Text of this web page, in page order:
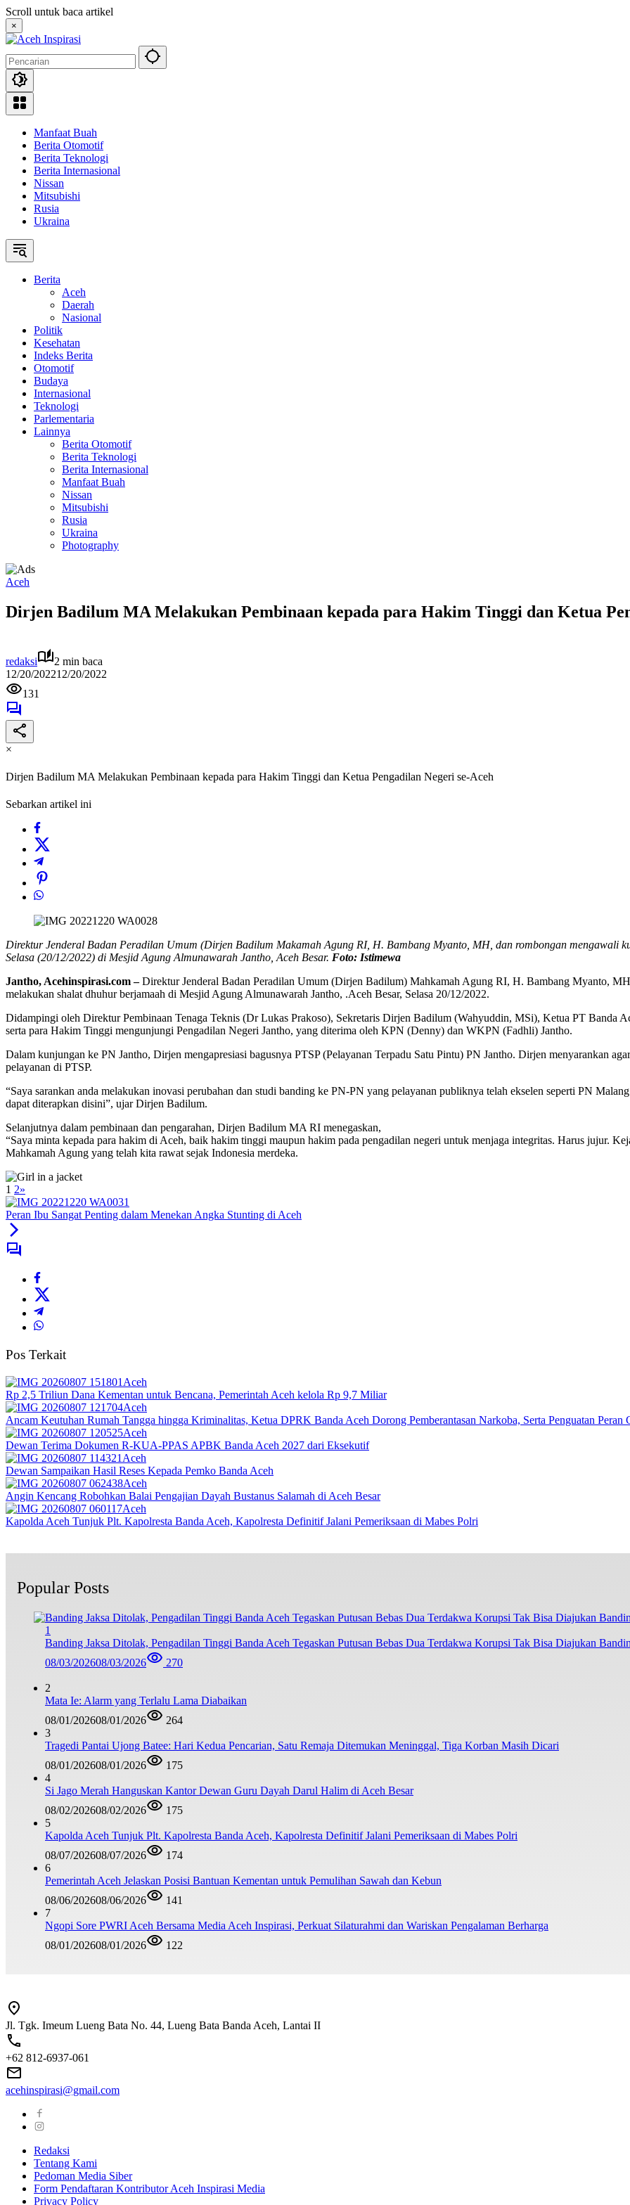
Langsung
ke
konten
Scroll untuk baca artikel
×
Manfaat Buah
Berita Otomotif
Berita Teknologi
Berita Internasional
Nissan
Mitsubishi
Rusia
Ukraina
Berita
Aceh
Daerah
Nasional
Politik
Kesehatan
Indeks Berita
Otomotif
Budaya
Internasional
Teknologi
Parlementaria
Lainnya
Berita Otomotif
Berita Teknologi
Berita Internasional
Manfaat Buah
Nissan
Mitsubishi
Rusia
Ukraina
Photography
Aceh
Dirjen Badilum MA Melakukan Pembinaan kepada para Hakim Tinggi dan Ketua
redaksi
2 min baca
12/20/202212/20/2022
131
×
Dirjen Badilum MA Melakukan Pembinaan kepada para Hakim Tinggi dan Ketua Pengadilan Negeri se-Aceh
Sebarkan artikel ini
Direktur Jenderal Badan Peradilan Umum (Dirjen Badilum Makamah Agung RI, H. Bambang Myanto, MH, dan rombongan mengawali
Selasa (20/12/2022) di Mesjid Agung Almunawarah Jantho, Aceh Besar. Foto: Istimewa
Jantho, Acehinspirasi.com –Direktur Jenderal Badan Peradilan Umum (Dirjen Badilum) Mahkamah Agung RI, H. Bambang Myanto,
melakukan shalat dhuhur berjamaah di Mesjid Agung Almunawarah Jantho, .Aceh Besar, Selasa 20/12/2022.
Didampingi oleh Direktur Pembinaan Tenaga Teknis (Dr Lukas Prakoso), Sekretaris Dirjen Badilum (Wahyuddin, MSi), Ketua PT Banda
serta para Hakim Tinggi mengunjungi Pengadilan Negeri Jantho, yang diterima oleh KPN (Denny) dan WKPN (Fadhli) Jantho.
Dalam kunjungan ke PN Jantho, Dirjen mengapresiasi bagusnya PTSP (Pelayanan Terpadu Satu Pintu) PN Jantho. Dirjen menyarankan
pelayanan di PTSP.
“Saya sarankan anda melakukan inovasi perubahan dan studi banding ke PN-PN yang pelayanan publiknya telah ekselen seperti PN
dapat diterapkan disini”, ujar Dirjen Badilum.
Selanjutnya dalam pembinaan dan pengarahan, Dirjen Badilum MA RI menegaskan,
“Saya minta kepada para hakim di Aceh, baik hakim tinggi maupun hakim pada pengadilan negeri untuk menjaga integritas. Harus jujur.
Mahkamah Agung yang telah kita rawat sejak Indonesia merdeka.
1 2»
Peran Ibu Sangat Penting dalam Menekan Angka Stunting di Aceh
Pos Terkait
Aceh
Rp 2,5 Triliun Dana Kementan untuk Bencana, Pemerintah Aceh kelola Rp 9,7 Miliar‎
Aceh
Ancam Keutuhan Rumah Tangga hingga Kriminalitas, Ketua DPRK Banda Aceh Dorong Pemberantasan Narkoba, Serta Penguatan Peran
Aceh
Dewan Terima Dokumen R-KUA-PPAS APBK Banda Aceh 2027 dari Eksekutif
Aceh
Dewan Sampaikan Hasil Reses Kepada Pemko Banda Aceh
Aceh
Angin Kencang Robohkan Balai Pengajian Dayah Bustanus Salamah di Aceh Besar
Aceh
Kapolda Aceh Tunjuk Plt. Kapolresta Banda Aceh, Kapolresta Definitif Jalani Pemeriksaan di Mabes Polri
Popular Posts
1
Banding Jaksa Ditolak, Pengadilan Tinggi Banda Aceh Tegaskan Putusan Bebas Dua Terdakwa Korupsi Tak Bisa Diajukan
08/03/202608/03/2026 270
2
Mata Ie: Alarm yang Terlalu Lama Diabaikan
08/01/202608/01/2026
264
3
Tragedi Pantai Ujong Batee: Hari Kedua Pencarian, Satu Remaja Ditemukan Meninggal, Tiga Korban Masih Dicari
08/01/202608/01/2026
175
4
Si Jago Merah Hanguskan Kantor Dewan Guru Dayah Darul Halim di Aceh Besar
08/02/202608/02/2026
175
5
Kapolda Aceh Tunjuk Plt. Kapolresta Banda Aceh, Kapolresta Definitif Jalani Pemeriksaan di Mabes Polri
08/07/202608/07/2026
174
6
Pemerintah Aceh Jelaskan Posisi Bantuan Kementan untuk Pemulihan Sawah dan Kebun
08/06/202608/06/2026
141
7
Ngopi Sore PWRI Aceh Bersama Media Aceh Inspirasi, Perkuat Silaturahmi dan Wariskan Pengalaman Berharga
08/01/202608/01/2026 122
Jl. Tgk. Imeum Lueng Bata No. 44, Lueng Bata Banda Aceh, Lantai II
+62 812-6937-061
acehinspirasi@gmail.com
Redaksi
Tentang Kami
Pedoman Media Siber
Form Pendaftaran Kontributor Aceh Inspirasi Media
Privacy Policy